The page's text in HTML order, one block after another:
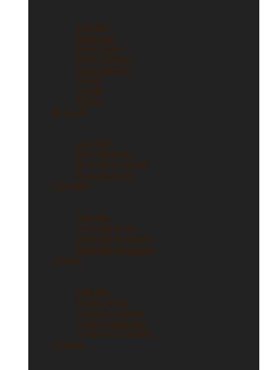
Vedi tutti
Anelli oro
Anelli fascia
Anelli Eternity
Anelli argento
Solitari
Verette
Trilogy
Bracciali
Vedi tutti
Bracciali in oro
Bracciali in argento
Bracciali tennis
Orecchini
Vedi tutti
Orecchini in oro
Orecchini in argento
Orecchini punto luce
Collane
Vedi tutti
Collane in oro
Collane in argento
Collane punto luce
Collane con ciondoli
Ciondoli